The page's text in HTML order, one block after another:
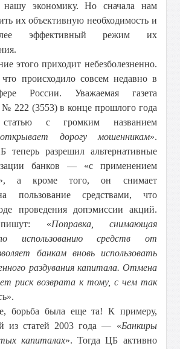
нашу экономику. Но сначала нам
их объективную необходимость и
эффективный режим их
этого приходит небезболезненно.
происходило совсем недавно в
России. Уважаемая газета
222 (3553) в конце прошлого года
статью с громким названием
дорогу мошенникам».
теперь разрешил альтернативные
банков — «с применением
а кроме того, он снимает
пользование средствами, что
проведения допэмиссии акций.
пишут: «Поправка, снимающая
использованию средств от
банкам вновь использовать
раздувания капитала. Отмена
риск возврата к тому, с чем так
».
борьба была еще та! К примеру,
из статей 2003 года — «Банкиры
капиталах». Тогда ЦБ активно